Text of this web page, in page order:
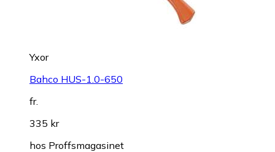
Yxor
Bahco HUS-1.0-650
fr.
335 kr
hos Proffsmagasinet